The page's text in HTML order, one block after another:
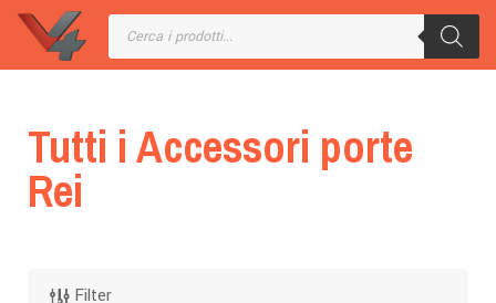
Tutti i Accessori porte
Rei
Filter